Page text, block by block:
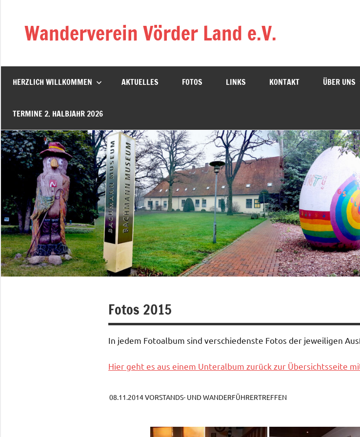
springenWanderverein Vörder Land e.V.
HERZLICH WILLKOMMEN AKTUELLES FOTOS LINKS KONTAKT ÜBER UNS
TERMINE 2. HALBJAHR 2026
Fotos 2015
In jedem Fotoalbum sind verschiedenste Fotos der jeweiligen
Hier geht es aus einem Unteralbum zurück zur Übersichtsseite
08.11.2014 VORSTANDS- UND WANDERFÜHRERTREFFEN